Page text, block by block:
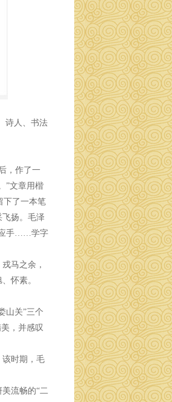
诗人、书法
，作了一
”文章用楷
下了一本笔
扬。毛泽
应手……学字
马之余，
怀素。
山关”三个
，并感叹
该时期，毛
流畅的“二